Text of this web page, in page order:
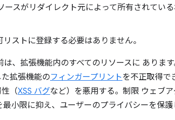
ースがリダイレクト元によって所有されてい
リストに登録する必要はありません。
、拡張機能内のすべてのリソースに ありま
拡張機能のフィンガープリントを不正取得で
（XSS バグなど）を悪用する。制限 ウェブ
小限に抑え、ユーザーのプライバシーを保護